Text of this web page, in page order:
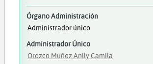
Órgano Administración
Administrador único
Administrador Único
Orozco Muñoz Anlly Camila